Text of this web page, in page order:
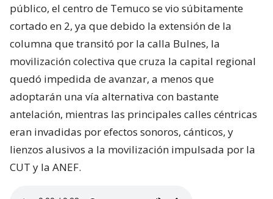
público, el centro de Temuco se vio súbitamente
cortado en 2, ya que debido la extensión de la
columna que transitó por la calla Bulnes, la
movilización colectiva que cruza la capital regional
quedó impedida de avanzar, a menos que
adoptarán una vía alternativa con bastante
antelación, mientras las principales calles céntricas
eran invadidas por efectos sonoros, cánticos, y
lienzos alusivos a la movilización impulsada por la
CUT y la ANEF.